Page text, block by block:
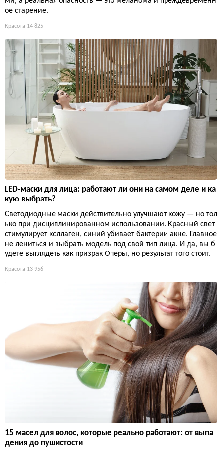
ое старение.
Красота 14 825
LED-маски для лица: работают ли они на самом деле и ка
кую выбрать?
Светодиодные маски действительно улучшают кожу — но тол
ько при дисциплинированном использовании. Красный свет
стимулирует коллаген, синий убивает бактерии акне. Главное
не лениться и выбрать модель под свой тип лица. И да, вы б
удете выглядеть как призрак Оперы, но результат того стоит.
Красота 13 956
15 масел для волос, которые реально работают: от выпа
дения до пушистости